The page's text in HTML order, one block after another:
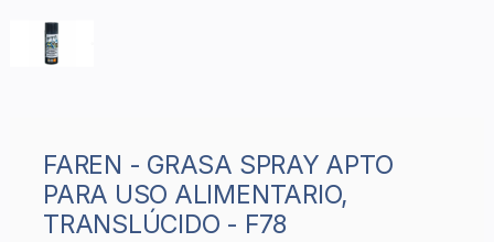
FAREN - GRASA SPRAY APTO
PARA USO ALIMENTARIO,
TRANSLÚCIDO - F78